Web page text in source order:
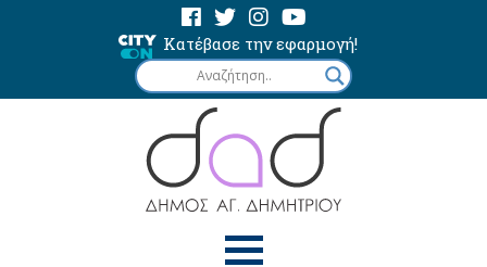
Κατέβασε την εφαρμογή!